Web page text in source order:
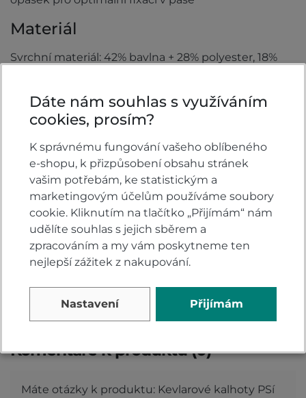
Materiál
Svrchní materiál: 42% bavlna + 28% polyester, 18%
Kapsy
4x vnější kapsy
Vlastnosti
Barva:
Černá
Provedení:
Dámské
Komentáře k produktu (0)
Máte otázky k produktu: Kevlarové kalhoty PSí
Dáte nám souhlas s využíváním
cookies, prosím?
K správnému fungování vašeho oblíbeného
e-shopu, k přizpůsobení obsahu stránek
vašim potřebám, ke statistickým a
marketingovým účelům používáme soubory
cookie. Kliknutím na tlačítko „Přijímám“ nám
udělíte souhlas s jejich sběrem a
zpracováním a my vám poskytneme ten
nejlepší zážitek z nakupování.
Nastavení Přijímám